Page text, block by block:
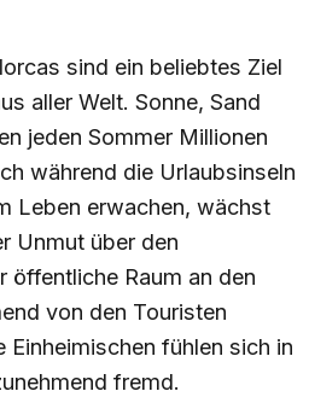
sind ein beliebtes Ziel
aller Welt. Sonne, Sand
jeden Sommer Millionen
während die Urlaubsinseln
Leben erwachen, wächst
Unmut über den
öffentliche Raum an den
von den Touristen
Einheimischen fühlen sich in
fremd.